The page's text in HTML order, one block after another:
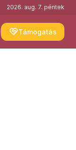
2026. aug. 7. péntek
Támogatás